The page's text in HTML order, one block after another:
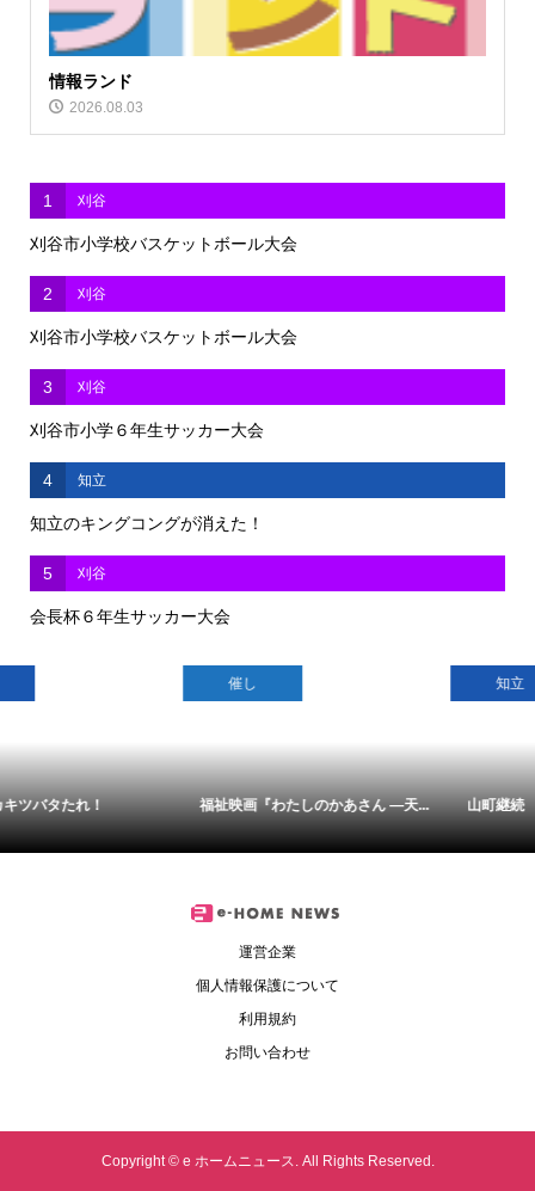
情報ランド
2026.08.03
1 刈谷
刈谷市小学校バスケットボール大会
2 刈谷
刈谷市小学校バスケットボール大会
3 刈谷
刈谷市小学６年生サッカー大会
4 知立
知立のキングコングが消えた！
5 刈谷
会長杯６年生サッカー大会
福祉映画『わたしのかあさん ―天... 山町継続 歩け！クリーン大作戦
運営企業
個人情報保護について
利用規約
お問い合わせ
Copyright ©e ホームニュース. All Rights Reserved.